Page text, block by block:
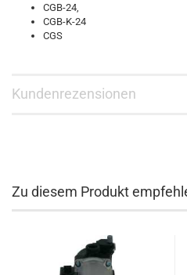
CGB-24,
CGB-K-24
CGS
Kundenrezensionen
Zu diesem Produkt